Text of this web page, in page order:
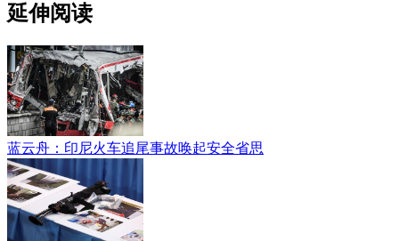
延伸阅读
蓝云舟：印尼火车追尾事故唤起安全省思